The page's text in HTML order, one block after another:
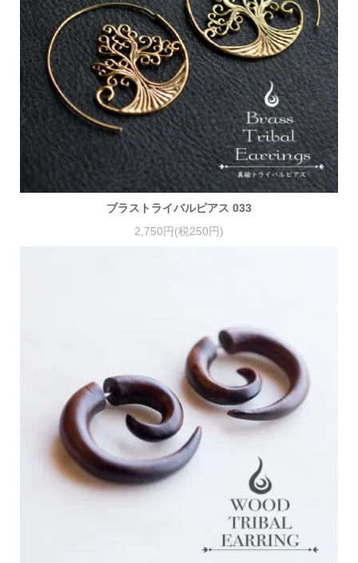
ブラストライバルピアス 033
2,750円(税250円)